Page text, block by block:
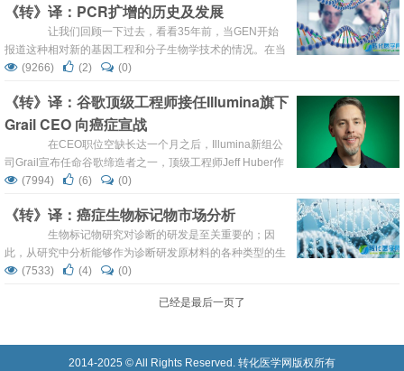
效检测5至50个基因，对于早期确诊为非小细胞肺癌
（NSCLC）而缺乏手术与放疗条件的患者，以及在...
《转》译：PCR扩增的历史及发展
让我们回顾一下过去，看看35年前，当GEN开始
报道这种相对新的基因工程和分子生物学技术的情况。在当
时，GEN是最早知道这种在实验室合成和扩增DNA新方法
史，来展望未来其在分子诊断领域的成型和发展方向。
热情似火 生物科学在空间上很少进步的，他们主要依靠
过去的发现来直接或者间接促进我们的了解。在分子生物
学...
(9266) (2) (0)
《转》译：谷歌顶级工程师接任Illumina旗下
Grail CEO 向癌症宣战
在CEO职位空缺长达一个月之后，Illumina新组公
司Grail宣布任命谷歌缔造者之一，顶级工程师Jeff Huber作
为其新任CEO。Huber在就职报告中表示决心与激情将促进
症。 作为谷歌的顶级工程师,Huber在谷歌工作了12
年。在这12年中，Huber将大多数时间用于构建与运营搜
索、广告项目以及测...
(7994) (6) (0)
《转》译：癌症生物标记物市场分析
生物标记物研究对诊断的研发是至关重要的；因
此，从研究中分析能够作为诊断研发原材料的各种类型的生
物标记物的衍化细节是十分重要。我们试图对正在被用来作
的趋势研究。我们一直在进行一个长期的，持续的基因研
止日期是2016年1月。 各种不同类型的癌症生物标记物
的增长比较 ...
(7533) (4) (0)
已经是最后一页了
2014-2025 © All Rights Reserved. 转化医学网版权所有